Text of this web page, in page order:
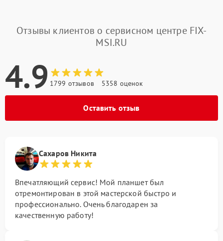
Отзывы клиентов о сервисном центре FIX-
MSI.RU
4.9 1799 отзывов 5358 оценок
Оставить отзыв
Сахаров Никита
Впечатляющий сервис! Мой планшет был
отремонтирован в этой мастерской быстро и
профессионально. Очень благодарен за
качественную работу!